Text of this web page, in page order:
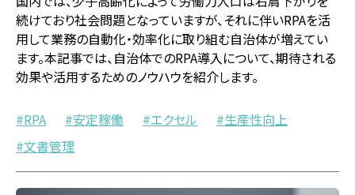
続けており社会問題となっていますが、それに伴いRPAを活
用して業務の自動化・効率化に取り組む自治体が増えてい
ます。本記事では、自治体でのRPA導入について、期待される
効果や活用するためのノウハウを紹介します。
RPA 安定稼働 エクセル
生産性向上
文書管理